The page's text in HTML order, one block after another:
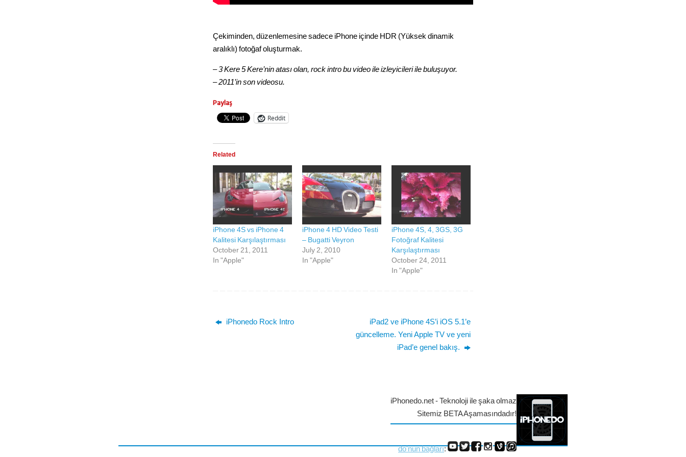
Çekiminden, düzenlemesine sadece iPhone içinde HDR (Yüksek dinamik
aralıklı) fotoğaf oluşturmak.
– 3 Kere 5 Kere’nin atası olan, rock intro bu video ile izleyicileri ile buluşuyor.
– 2011’in son videosu.
Paylaş
Reddit
Related
iPhone 4S vs iPhone 4
Kalitesi Karşılaştırması
October 21, 2011
In "Apple"
iPhone 4 HD Video Testi
– Bugatti Veyron
July 2, 2010
In "Apple"
iPhone 4S, 4, 3GS, 3G
Fotoğraf Kalitesi
Karşılaştırması
October 24, 2011
In "Apple"
iPhonedo Rock Intro
iPad2 ve iPhone 4S’i iOS 5.1’e
güncelleme. Yeni Apple TV ve yeni
iPad’e genel bakış.
iPhonedo.net - Teknoloji ile şaka olmaz
Sitemiz BETA Aşamasındadır!
do'nun bağları: